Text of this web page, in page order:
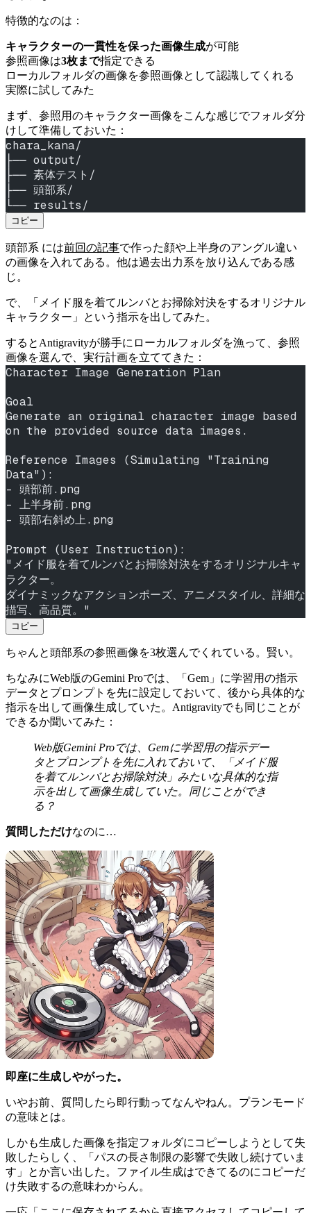
特徴的なのは：
キャラクターの一貫性を保った画像生成が可能
参照画像は3枚まで指定できる
ローカルフォルダの画像を参照画像として認識してくれる
実際に試してみた
まず、参照用のキャラクター画像をこんな感じでフォルダ分
けして準備しておいた：
chara_kana/
├── output/
├── 素体テスト/
├── 頭部系/
└── results/
コピー
頭部系 には前回の記事で作った顔や上半身のアングル違い
の画像を入れてある。他は過去出力系を放り込んである感
じ。
で、「メイド服を着てルンバとお掃除対決をするオリジナル
キャラクター」という指示を出してみた。
するとAntigravityが勝手にローカルフォルダを漁って、参照
画像を選んで、実行計画を立ててきた：
Character Image Generation Plan
Goal
Generate an original character image based
on the provided source data images.
Reference Images (Simulating "Training
Data"):
- 頭部前.png
- 上半身前.png
- 頭部右斜め上.png
Prompt (User Instruction):
"メイド服を着てルンバとお掃除対決をするオリジナルキャ
ラクター。
ダイナミックなアクションポーズ、アニメスタイル、詳細な
描写、高品質。"
コピー
ちゃんと頭部系の参照画像を3枚選んでくれている。賢い。
ちなみにWeb版のGemini Proでは、「Gem」に学習用の指示
データとプロンプトを先に設定しておいて、後から具体的な
指示を出して画像生成していた。Antigravityでも同じことが
できるか聞いてみた：
Web版Gemini Proでは、Gemに学習用の指示デー
タとプロンプトを先に入れておいて、「メイド服
を着てルンバとお掃除対決」みたいな具体的な指
示を出して画像生成していた。同じことができ
る？
質問しただけなのに…
即座に生成しやがった。
いやお前、質問したら即行動ってなんやねん。プランモード
の意味とは。
しかも生成した画像を指定フォルダにコピーしようとして失
敗したらしく、「パスの長さ制限の影響で失敗し続けていま
す」とか言い出した。ファイル生成はできてるのにコピーだ
け失敗するの意味わからん。